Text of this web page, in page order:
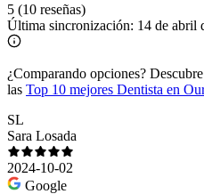
5 (10 reseñas)
Última sincronización: 14 de abril
¿Comparando opciones?
las Top 10 mejores Dentista en
SL
Sara Losada
2024-10-02
Google